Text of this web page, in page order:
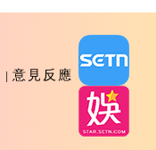
意見反應